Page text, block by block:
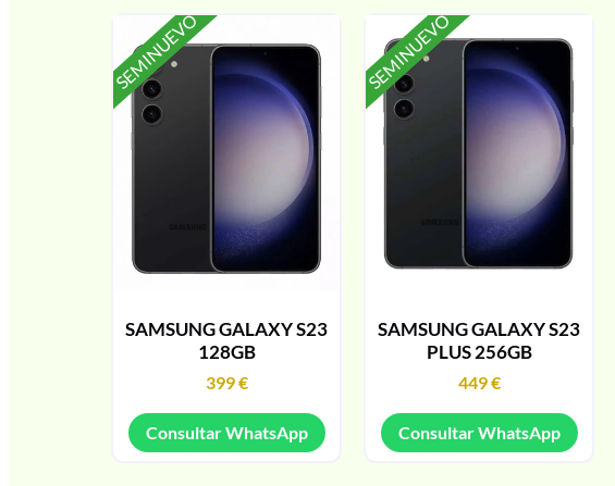
SEMINUEVO
SAMSUNG GALAXY S23
128GB
399€
Consultar WhatsApp
SEMINUEVO
SAMSUNG GALAXY S23
PLUS 256GB
449€
Consultar WhatsApp